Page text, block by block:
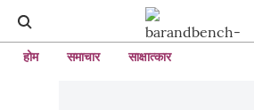
होम समाचार साक्षात्कार